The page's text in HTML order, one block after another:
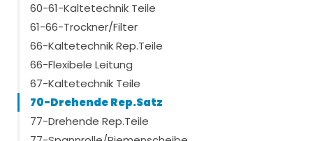
60-61-Kaltetechnik Teile
61-66-Trockner/Filter
66-Kaltetechnik Rep.Teile
66-Flexibele Leitung
67-Kaltetechnik Teile
70-Drehende Rep.Satz
77-Drehende Rep.Teile